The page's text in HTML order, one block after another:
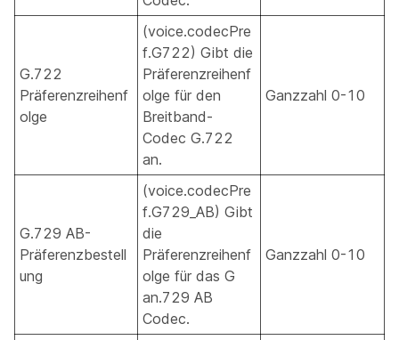
G.722
Präferenzreihenf
olge
(voice.codecPre
f.G722) Gibt die
Präferenzreihenf
olge für den
Breitband-
Codec G.722
an.
Ganzzahl 0-10
G.729 AB-
Präferenzbestell
ung
(voice.codecPre
f.G729_AB) Gibt
die
Präferenzreihenf
olge für das G
an.729 AB
Codec.
Ganzzahl 0-10